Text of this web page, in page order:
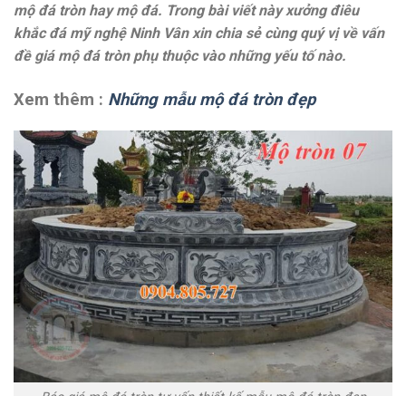
mộ đá tròn hay mộ đá. Trong bài viết này xưởng điêu
khắc đá mỹ nghệ Ninh Vân xin chia sẻ cùng quý vị về vấn
đề giá mộ đá tròn phụ thuộc vào những yếu tố nào.
Xem thêm : Những mẫu mộ đá tròn đẹp